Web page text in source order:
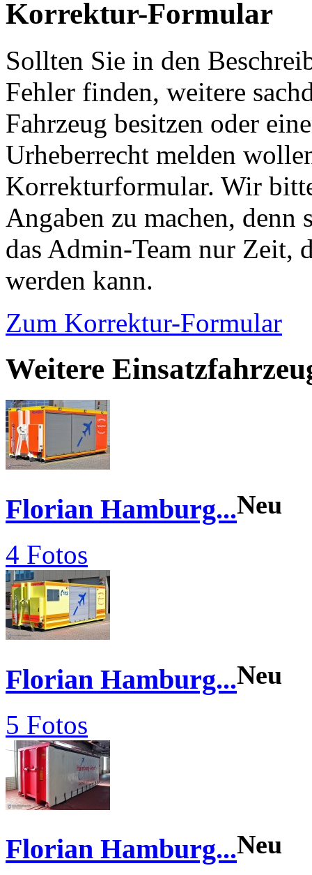
Korrektur-Formular
Sollten Sie in den
Fehler finden, weitere
Fahrzeug besitzen oder
Urheberrecht melden
Korrekturformular. Wir
Angaben zu machen,
das Admin-Team nur Zeit,
werden kann.
Zum Korrektur-Formular
Weitere
Florian Hamburg...Neu
4 Fotos
Florian Hamburg...Neu
5 Fotos
Florian Hamburg...Neu